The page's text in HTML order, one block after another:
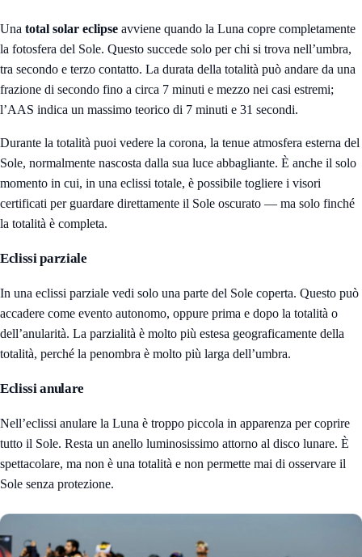
Una total solar eclipse avviene quando la Luna copre completamente
la fotosfera del Sole. Questo succede solo per chi si trova nell’umbra,
tra secondo e terzo contatto. La durata della totalità può andare da una
frazione di secondo fino a circa 7 minuti e mezzo nei casi estremi;
l’AAS indica un massimo teorico di 7 minuti e 31 secondi.
Durante la totalità puoi vedere la corona, la tenue atmosfera esterna del
Sole, normalmente nascosta dalla sua luce abbagliante. È anche il solo
momento in cui, in una eclissi totale, è possibile togliere i visori
certificati per guardare direttamente il Sole oscurato — ma solo finché
la totalità è completa.
Eclissi parziale
In una eclissi parziale vedi solo una parte del Sole coperta. Questo può
accadere come evento autonomo, oppure prima e dopo la totalità o
dell’anularità. La parzialità è molto più estesa geograficamente della
totalità, perché la penombra è molto più larga dell’umbra.
Eclissi anulare
Nell’eclissi anulare la Luna è troppo piccola in apparenza per coprire
tutto il Sole. Resta un anello luminosissimo attorno al disco lunare. È
spettacolare, ma non è una totalità e non permette mai di osservare il
Sole senza protezione.